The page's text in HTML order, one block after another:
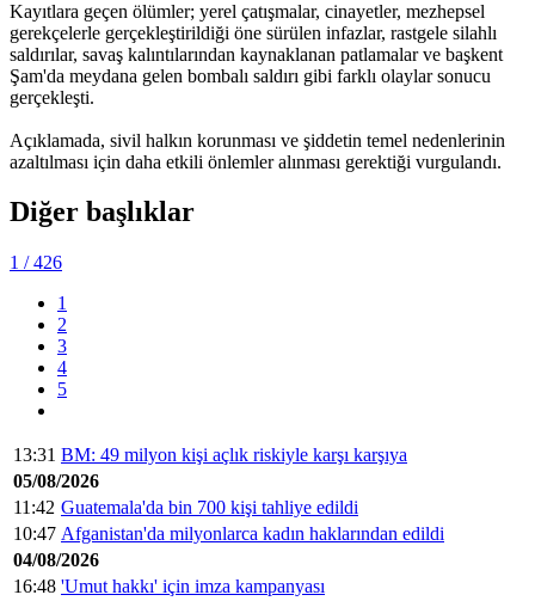
Kayıtlara geçen ölümler; yerel çatışmalar, cinayetler, mezhepsel
gerekçelerle gerçekleştirildiği öne sürülen infazlar, rastgele silahlı
saldırılar, savaş kalıntılarından kaynaklanan patlamalar ve başkent
Şam'da meydana gelen bombalı saldırı gibi farklı olaylar sonucu
gerçekleşti.
Açıklamada, sivil halkın korunması ve şiddetin temel nedenlerinin
azaltılması için daha etkili önlemler alınması gerektiği vurgulandı.
Diğer başlıklar
1 / 426
1
2
3
4
5
13:31 BM: 49 milyon kişi açlık riskiyle karşı karşıya
05/08/2026
11:42 Guatemala'da bin 700 kişi tahliye edildi
10:47 Afganistan'da milyonlarca kadın haklarından edildi
04/08/2026
16:48 'Umut hakkı' için imza kampanyası